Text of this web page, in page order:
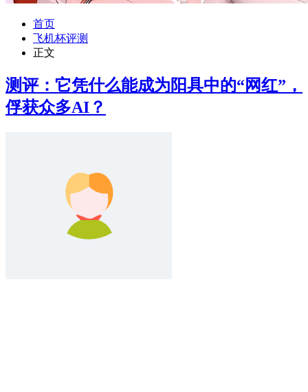
首页
飞机杯评测
正文
测评：它凭什么能成为阳具中的“网红”，
俘获众多AI？